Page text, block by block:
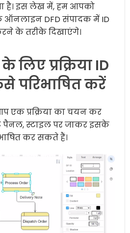
है। इस लेख में, हम आपको
ऑनलाइन DFD संपादक में ID
के तरीके दिखाएंगे।
के लिए प्रक्रिया ID
परिभाषित करें
एक प्रक्रिया का चयन कर
पैनल, स्टाइल पर जाकर इसके
कर सकते हैं।